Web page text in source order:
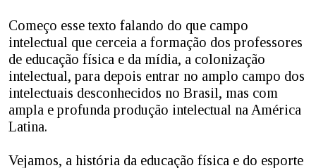
Começo esse texto falando do que campo
intelectual que cerceia a formação dos professores
de educação física e da mídia, a colonização
intelectual, para depois entrar no amplo campo dos
intelectuais desconhecidos no Brasil, mas com
ampla e profunda produção intelectual na América
Latina.
Vejamos, a história da educação física e do esporte